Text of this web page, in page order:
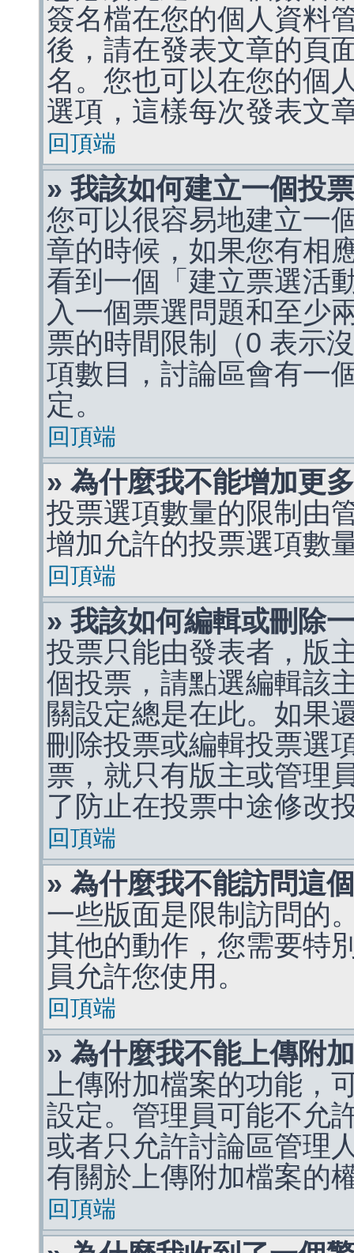
簽名檔在您的個人資料
後，請在發表文章的頁
名。您也可以在您的個
選項，這樣每次發表文
回頂端
» 我該如何建立一個投
您可以很容易地建立一
章的時候，如果您有相
看到一個「建立票選活
入一個票選問題和至少
票的時間限制（0 表示
項數目，討論區會有一
定。
回頂端
» 為什麼我不能增加更
投票選項數量的限制由
增加允許的投票選項數
回頂端
» 我該如何編輯或刪除
投票只能由發表者，版
個投票，請點選編輯該
關設定總是在此。如果
刪除投票或編輯投票選
票，就只有版主或管理
了防止在投票中途修改
回頂端
» 為什麼我不能訪問這
一些版面是限制訪問的
其他的動作，您需要特
員允許您使用。
回頂端
» 為什麼我不能上傳附
上傳附加檔案的功能，
設定。管理員可能不允
或者只允許討論區管理
有關於上傳附加檔案的
回頂端